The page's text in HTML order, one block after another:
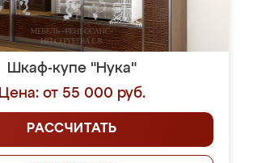
Шкаф-купе "Нука"
Цена: от 55 000 руб.
РАССЧИТАТЬ